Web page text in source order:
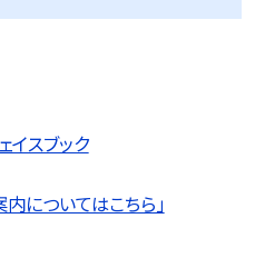
スブック
についてはこちら」